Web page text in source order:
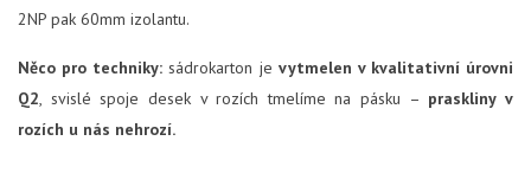
2NP pak 60mm izolantu.
Něco pro techniky: sádrokarton je vytmelen v kvalitativní úrovni
Q2, svislé spoje desek v rozích tmelíme na pásku – praskliny v
rozích u nás nehrozí.